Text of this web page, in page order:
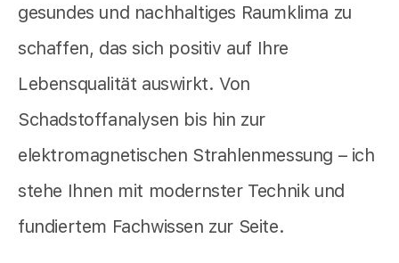
gesundes und nachhaltiges Raumklima zu
schaffen, das sich positiv auf Ihre
Lebensqualität auswirkt. Von
Schadstoffanalysen bis hin zur
elektromagnetischen Strahlenmessung – ich
stehe Ihnen mit modernster Technik und
fundiertem Fachwissen zur Seite.